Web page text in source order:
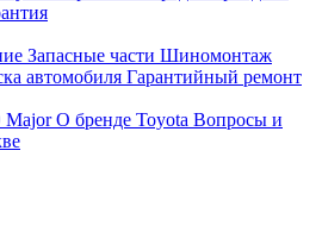
Запасные части Шиномонтаж
автомобиля Гарантийный ремонт
MajorО бренде Toyota Вопросы и